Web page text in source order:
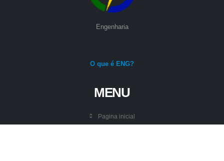
Engenharia
O que é ENG?
MENU
Pagina inicial